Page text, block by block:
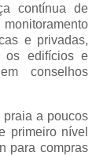
contínua de
e privadas,
os edifícios e
conselhos
a poucos
primeiro nível
para compras